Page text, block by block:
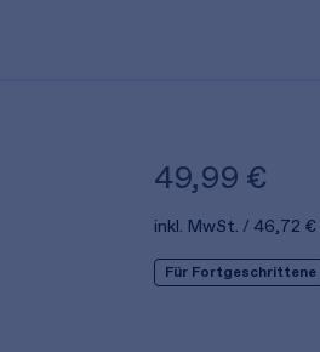
49,99 €
inkl. MwSt. 46,72 €
Für Fortgeschrittene